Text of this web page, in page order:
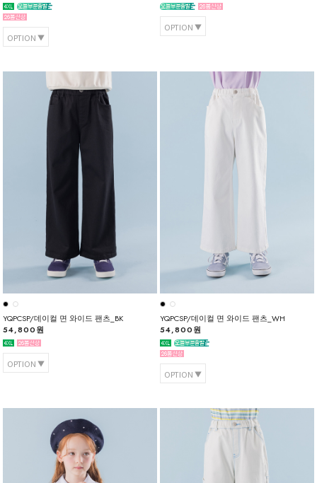
OPTION
OPTION
YQPCSP/데이컬 면 와이드 팬츠_BK
54,800원
OPTION
YQPCSP/데이컬 면 와이드 팬츠_WH
54,800원
OPTION